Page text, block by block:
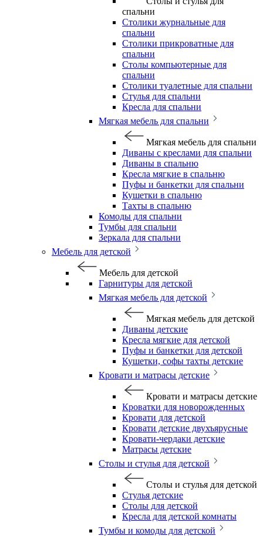
спальни
Столики журнальные для
спальни
Столики прикроватные для
спальни
Столы компьютерные для
спальни
Столики туалетные для спальни
Стулья для спальни
Кресла для спальни
Мягкая мебель для спальни
Мягкая мебель для спальни
Диваны с креслами для спальни
Диваны в спальню
Кресла мягкие в спальню
Пуфы и банкетки для спальни
Кушетки в спальню
Тахты в спальню
Комоды для спальни
Тумбы для спальни
Зеркала для спальни
Мебель для детской
Мебель для детской
Гарнитуры для детской
Мягкая мебель для детской
Мягкая мебель для детской
Диваны детские
Кресла мягкие для детской
Пуфы и банкетки для детской
Кушетки, софы тахты детские
Кровати и матрасы детские
Кровати и матрасы детские
Кроватки для новорожденных
Кровати для детской
Кровати детские двухъярусные
Кровати-чердаки детские
Матрасы детские
Столы и стулья для детской
Столы и стулья для детской
Стулья детские
Столы для детской
Кресла для детской комнаты
Тумбы и комоды для детской